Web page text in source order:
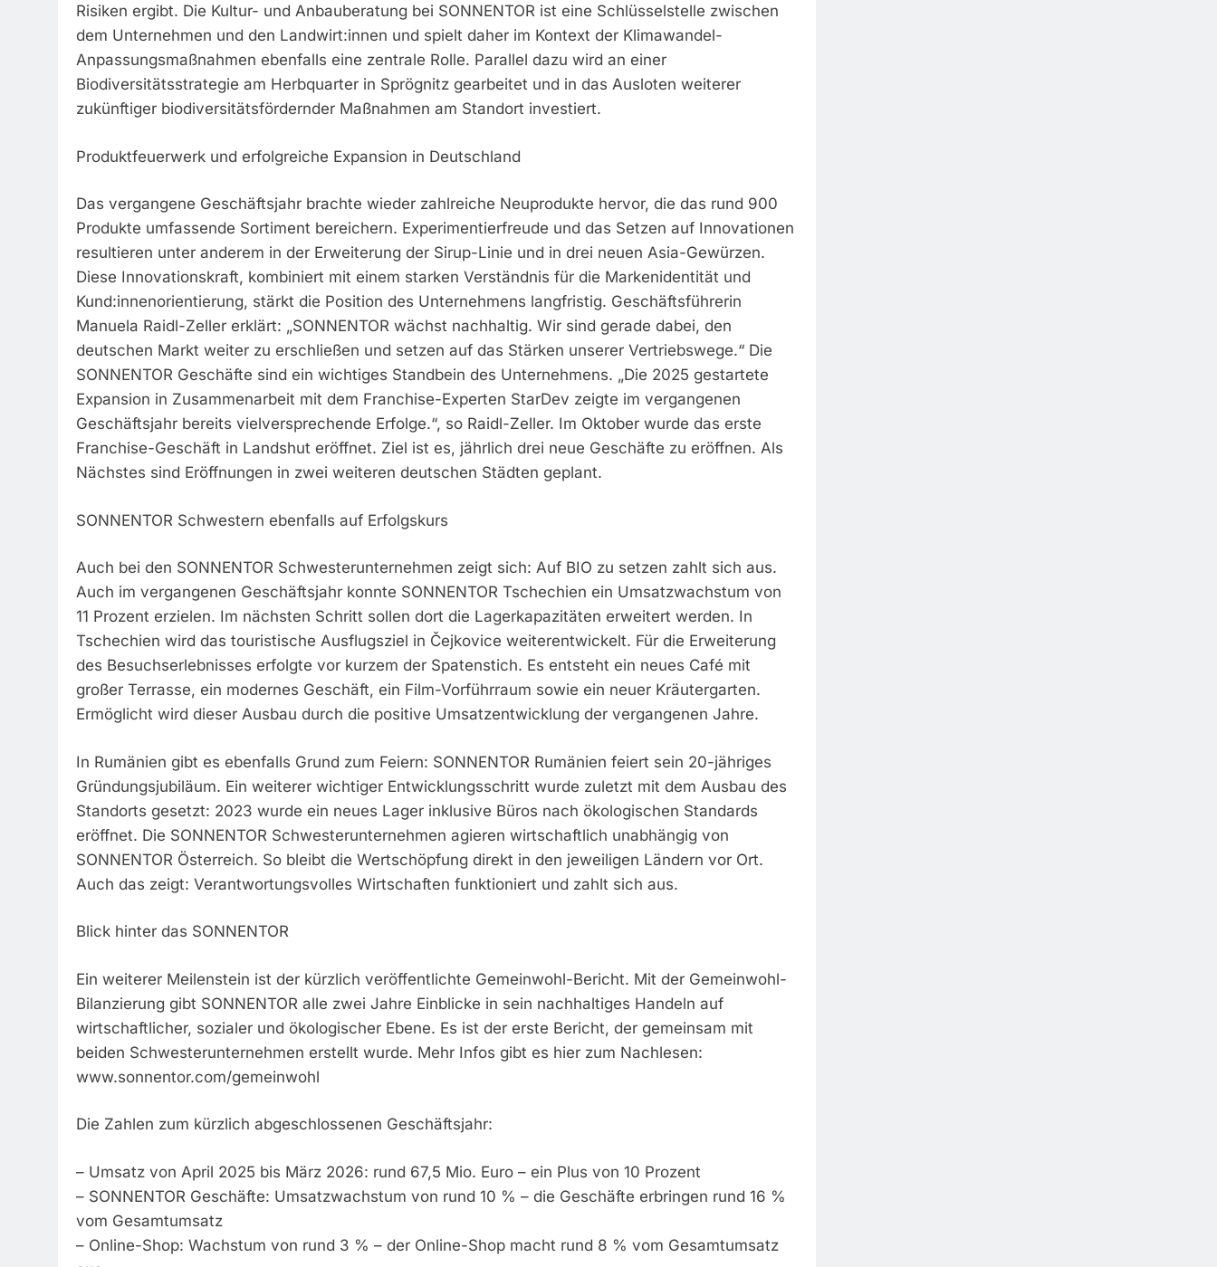
Risiken ergibt. Die Kultur- und Anbauberatung bei SONNENTOR ist eine Schlüsselstelle zwischen
dem Unternehmen und den Landwirt:innen und spielt daher im Kontext der Klimawandel-
Anpassungsmaßnahmen ebenfalls eine zentrale Rolle. Parallel dazu wird an einer
Biodiversitätsstrategie am Herbquarter in Sprögnitz gearbeitet und in das Ausloten weiterer
zukünftiger biodiversitätsfördernder Maßnahmen am Standort investiert.
Produktfeuerwerk und erfolgreiche Expansion in Deutschland
Das vergangene Geschäftsjahr brachte wieder zahlreiche Neuprodukte hervor, die das rund 900
Produkte umfassende Sortiment bereichern. Experimentierfreude und das Setzen auf Innovationen
resultieren unter anderem in der Erweiterung der Sirup-Linie und in drei neuen Asia-Gewürzen.
Diese Innovationskraft, kombiniert mit einem starken Verständnis für die Markenidentität und
Kund:innenorientierung, stärkt die Position des Unternehmens langfristig. Geschäftsführerin
Manuela Raidl-Zeller erklärt: „SONNENTOR wächst nachhaltig. Wir sind gerade dabei, den
deutschen Markt weiter zu erschließen und setzen auf das Stärken unserer Vertriebswege.“ Die
SONNENTOR Geschäfte sind ein wichtiges Standbein des Unternehmens. „Die 2025 gestartete
Expansion in Zusammenarbeit mit dem Franchise-Experten StarDev zeigte im vergangenen
Geschäftsjahr bereits vielversprechende Erfolge.“, so Raidl-Zeller. Im Oktober wurde das erste
Franchise-Geschäft in Landshut eröffnet. Ziel ist es, jährlich drei neue Geschäfte zu eröffnen. Als
Nächstes sind Eröffnungen in zwei weiteren deutschen Städten geplant.
SONNENTOR Schwestern ebenfalls auf Erfolgskurs
Auch bei den SONNENTOR Schwesterunternehmen zeigt sich: Auf BIO zu setzen zahlt sich aus.
Auch im vergangenen Geschäftsjahr konnte SONNENTOR Tschechien ein Umsatzwachstum von
11 Prozent erzielen. Im nächsten Schritt sollen dort die Lagerkapazitäten erweitert werden. In
Tschechien wird das touristische Ausflugsziel in Čejkovice weiterentwickelt. Für die Erweiterung
des Besuchserlebnisses erfolgte vor kurzem der Spatenstich. Es entsteht ein neues Café mit
großer Terrasse, ein modernes Geschäft, ein Film-Vorführraum sowie ein neuer Kräutergarten.
Ermöglicht wird dieser Ausbau durch die positive Umsatzentwicklung der vergangenen Jahre.
In Rumänien gibt es ebenfalls Grund zum Feiern: SONNENTOR Rumänien feiert sein 20-jähriges
Gründungsjubiläum. Ein weiterer wichtiger Entwicklungsschritt wurde zuletzt mit dem Ausbau des
Standorts gesetzt: 2023 wurde ein neues Lager inklusive Büros nach ökologischen Standards
eröffnet. Die SONNENTOR Schwesterunternehmen agieren wirtschaftlich unabhängig von
SONNENTOR Österreich. So bleibt die Wertschöpfung direkt in den jeweiligen Ländern vor Ort.
Auch das zeigt: Verantwortungsvolles Wirtschaften funktioniert und zahlt sich aus.
Blick hinter das SONNENTOR
Ein weiterer Meilenstein ist der kürzlich veröffentlichte Gemeinwohl-Bericht. Mit der Gemeinwohl-
Bilanzierung gibt SONNENTOR alle zwei Jahre Einblicke in sein nachhaltiges Handeln auf
wirtschaftlicher, sozialer und ökologischer Ebene. Es ist der erste Bericht, der gemeinsam mit
beiden Schwesterunternehmen erstellt wurde. Mehr Infos gibt es hier zum Nachlesen:
www.sonnentor.com/gemeinwohl
Die Zahlen zum kürzlich abgeschlossenen Geschäftsjahr:
– Umsatz von April 2025 bis März 2026: rund 67,5 Mio. Euro – ein Plus von 10 Prozent
– SONNENTOR Geschäfte: Umsatzwachstum von rund 10 % – die Geschäfte erbringen rund 16 %
vom Gesamtumsatz
– Online-Shop: Wachstum von rund 3 % – der Online-Shop macht rund 8 % vom Gesamtumsatz